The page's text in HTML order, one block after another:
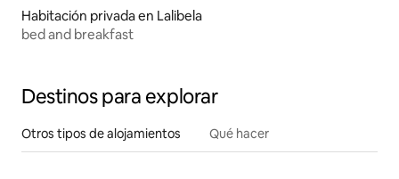
Habitación privada en Lalibela
bed and breakfast
Destinos para explorar
Otros tipos de alojamientos Qué hacer